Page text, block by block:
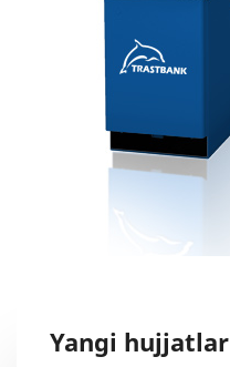
Yangi hujjatlar